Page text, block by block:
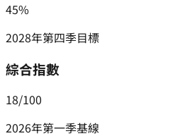
45%
2028年第四季目標
綜合指數
18/100
2026年第一季基線